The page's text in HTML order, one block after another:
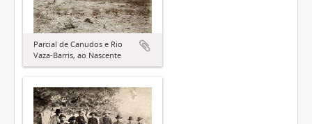
Parcial de Canudos e Rio
Vaza-Barris, ao Nascente